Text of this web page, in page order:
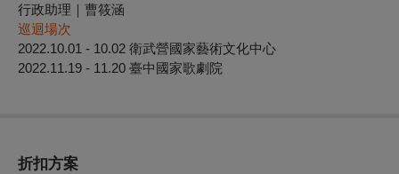
行政助理｜曹筱涵
巡迴場次
2022.10.01 - 10.02 衛武營國家藝術文化中心
2022.11.19 - 11.20 臺中國家歌劇院
折扣方案